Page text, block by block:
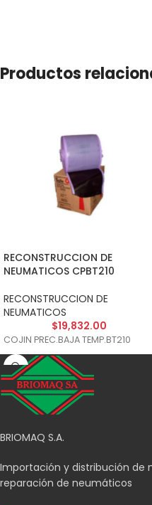
Productos
RECONSTRUCCION DE
NEUMATICOS CPBT210
RECONSTRUCCION DE
NEUMATICOS
$19,832.00
COJIN PREC.BAJA TEMP.BT210
BRIOMAQ S.A.
Importación y distribución de
reparación de neumáticos